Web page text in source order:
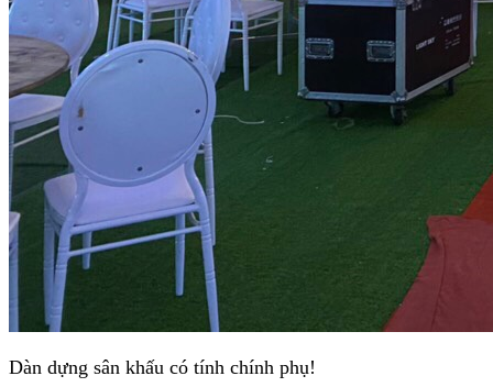
Dàn dựng sân khấu có tính chính phụ!